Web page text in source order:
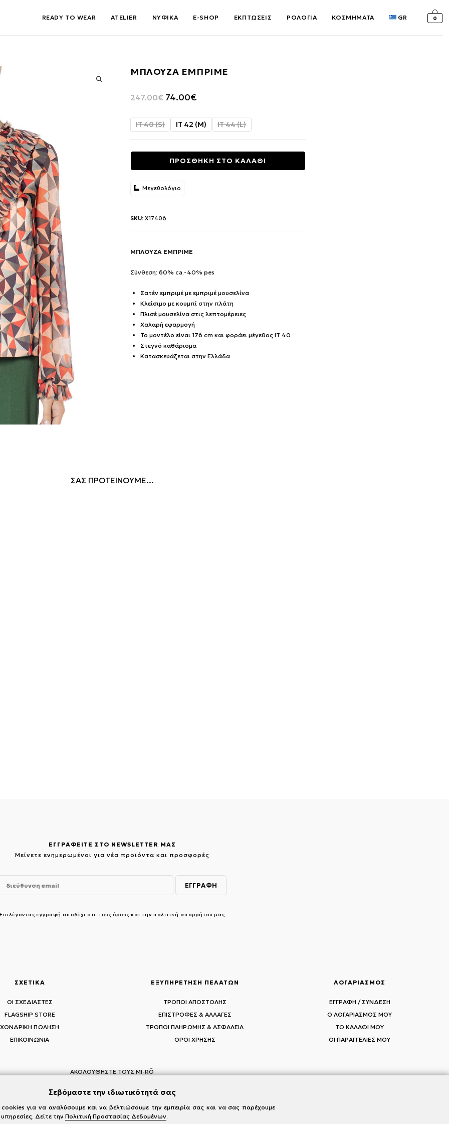
READY TO WEAR ATELIER ΝΥΦΙΚΑ E-SHOP ΕΚΠΤΩΣΕΙΣ ΡΟΛΟΓΙΑ ΚΟΣΜΗΜΑΤΑ GR 0
ΜΠΛΟΥΖΑ ΕΜΠΡΙΜΕ
247.00€ Original
was:
74.00€Η
τιμή
74.00€.
IT 40 (S) IT 42 (M) IT 44 (L)
ΠΡΟΣΘΗΚΗ ΣΤΟ ΚΑΛΑΘΙ
Μεγεθολόγιο
SKU: X17406
ΜΠΛΟΥΖΑ ΕΜΠΡΙΜΕ
Σύνθεση: 60% ca.-40% pes
Σατέν εμπριμέ με εμπριμέ μουσελίνα
Κλείσιμο με κουμπί στην πλάτη
Πλισέ μουσελίνα στις λεπτομέρειες
Χαλαρή εφαρμογή
Το μοντέλο είναι 176 cm και φοράει μέγεθος IT 40
Στεγνό καθάρισμα
Κατασκευάζεται στην Ελλάδα
ΣΑΣ ΠΡΟΤΕΙΝΟΥΜΕ...
ΕΓΓΡΑΦΕΙΤΕ ΣΤΟ NEWSLETTER ΜΑΣ
Μείνετε ενημερωμένοι για νέα προϊόντα και προσφορές
Επιλέγοντας εγγραφή αποδέχεστε τους όρους και την πολιτική απορρήτου μας
ΣΧΕΤΙΚΑ
ΟΙ ΣΧΕΔΙΑΣΤΕΣ
FLAGSHIP STORE
ΧΟΝΔΡΙΚΗ ΠΩΛΗΣΗ
ΕΠΙΚΟΙΝΩΝΙΑ
ΕΞΥΠΗΡΕΤΗΣΗ ΠΕΛΑΤΩΝ
ΤΡΟΠΟΙ ΑΠΟΣΤΟΛΗΣ
ΕΠΙΣΤΡΟΦΕΣ & ΑΛΛΑΓΕΣ
ΤΡΟΠΟΙ ΠΛΗΡΩΜΗΣ & ΑΣΦΑΛΕΙΑ
ΟΡΟΙ ΧΡΗΣΗΣ
ΛΟΓΑΡΙΑΣΜΟΣ
ΕΓΓΡΑΦΗ / ΣΥΝΔΕΣΗ
Ο ΛΟΓΑΡΙΑΣΜΟΣ ΜΟΥ
ΤΟ ΚΑΛΑΘΙ ΜΟΥ
ΟΙ ΠΑΡΑΓΓΕΛΙΕΣ ΜΟΥ
ΑΚΟΛΟΥΘΗΣΤΕ ΤΟΥΣ MI-RŌ
Σεβόμαστε την ιδιωτικότητά σας
cookies για να αναλύσουμε και να βελτιώσουμε την εμπειρία σας και να σας παρέχουμε
Δείτε την Πολιτική Προστασίας Δεδομένων.